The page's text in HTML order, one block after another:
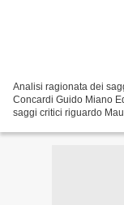
Analisi ragionata dei
Concardi Guido Miano
saggi critici riguardo